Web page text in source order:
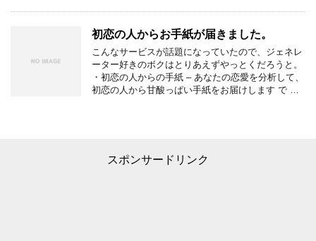
初恋の人からお手紙が届きました。
こんなサービスが話題になっていたので、ジェネレ
ーター好きのボクはとりあえずやっとくだろうと。
・初恋の人からの手紙 – あなたの恋愛を分析して、
初恋の人から甘酸っぱい手紙をお届けします で …
スポンサードリンク